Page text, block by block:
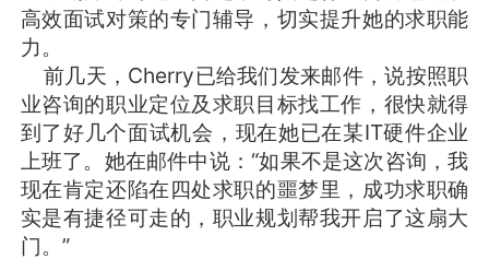
高效面试对策的专门辅导，切实提升她的求职能
力。
前几天，Cherry已给我们发来邮件，说按照职
业咨询的职业定位及求职目标找工作，很快就得
到了好几个面试机会，现在她已在某IT硬件企业
上班了。她在邮件中说：“如果不是这次咨询，我
现在肯定还陷在四处求职的噩梦里，成功求职确
实是有捷径可走的，职业规划帮我开启了这扇大
门。”